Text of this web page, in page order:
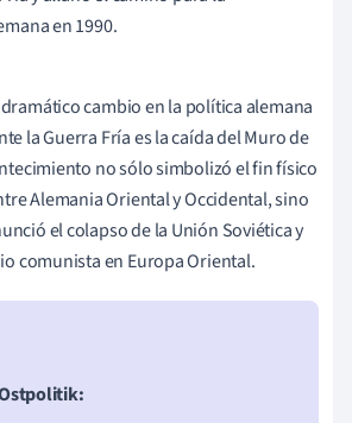
en 1990.
cambio en la política alemana
la Guerra Fría es la caída del Muro de
no sólo simbolizó el fin físico
Alemania Oriental y Occidental, sino
el colapso de la Unión Soviética y
comunista en Europa Oriental.